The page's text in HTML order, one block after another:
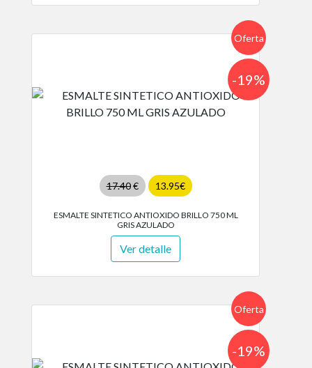
Oferta
17.40€ 13.95€
-19%
ESMALTE SINTETICO ANTIOXIDO BRILLO 750 ML
GRIS AZULADO
Ver detalle
Oferta
-19%